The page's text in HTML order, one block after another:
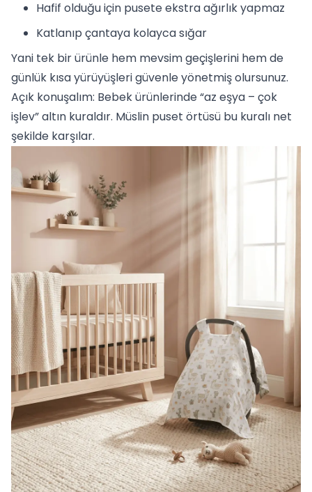
Hafif olduğu için pusete ekstra ağırlık yapmaz
Katlanıp çantaya kolayca sığar
Yani tek bir ürünle hem mevsim geçişlerini hem de
günlük kısa yürüyüşleri güvenle yönetmiş olursunuz.
Açık konuşalım: Bebek ürünlerinde “az eşya – çok
işlev” altın kuraldır. Müslin puset örtüsü bu kuralı net
şekilde karşılar.